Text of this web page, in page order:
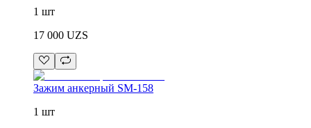
1 шт
17 000 UZS
Зажим анкерный SM-158
1 шт